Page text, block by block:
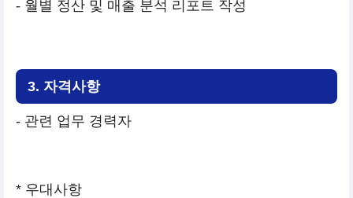
- 월별 정산 및 매출 분석 리포트 작성
3. 자격사항
- 관련 업무 경력자
* 우대사항